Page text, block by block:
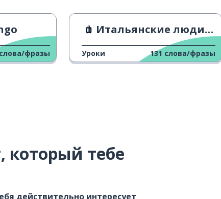
слова/фразы
Итальянские люди и отпуск
Уроки 131 слова/фразы
тебе
действительно интересует